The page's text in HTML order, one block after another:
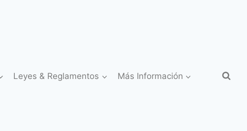
Leyes & Reglamentos Más Información